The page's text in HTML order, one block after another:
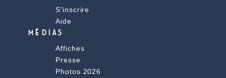
S’inscrire
Aide
MÉDIAS
Affiches
Presse
Photos 2026